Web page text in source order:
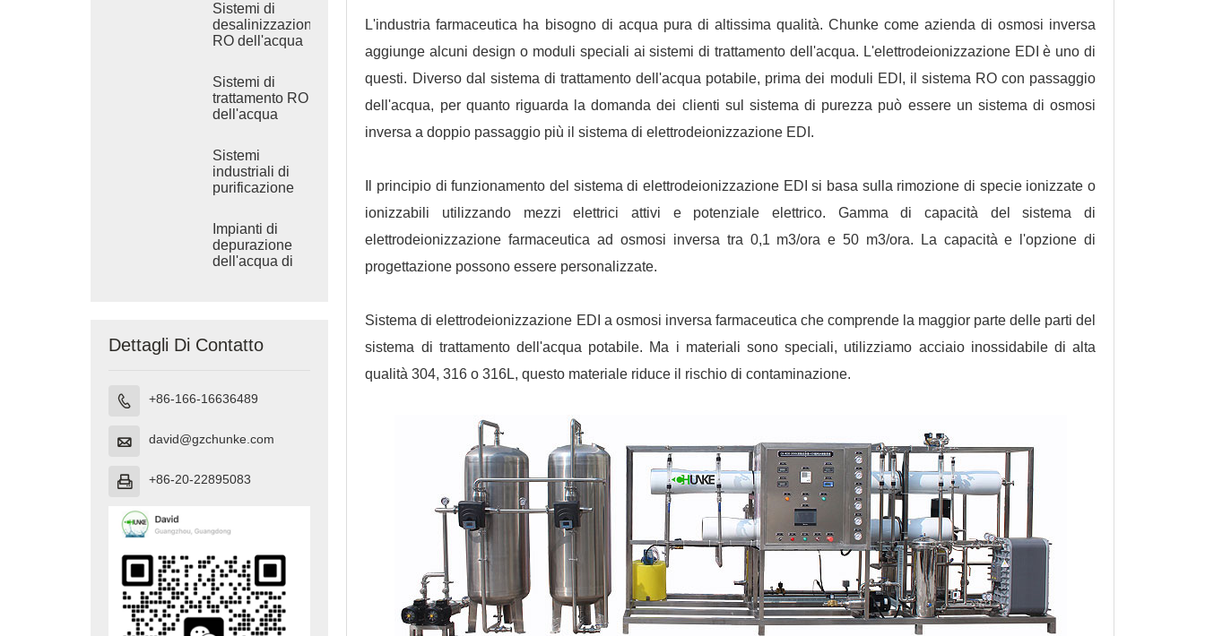
Sistemi di
desalinizzazione
RO dell'acqua
industriale
Sistemi di
trattamento RO
dell'acqua
industriale
Sistemi
industriali di
purificazione
osmosi inversa
Impianti di
depurazione
dell'acqua di
Dettagli Di Contatto
 +86-166-16636489
 david@gzchunke.com
 +86-20-22895083
L'industria farmaceutica ha bisogno di acqua pura di altissima qualità. Chunke come azienda di osmosi inversa
aggiunge alcuni design o moduli speciali ai sistemi di trattamento dell'acqua. L'elettrodeionizzazione EDI è uno di
questi. Diverso dal sistema di trattamento dell'acqua potabile, prima dei moduli EDI, il sistema RO con passaggio
dell'acqua, per quanto riguarda la domanda dei clienti sul sistema di purezza può essere un sistema di osmosi
inversa a doppio passaggio più il sistema di elettrodeionizzazione EDI.
Il principio di funzionamento del sistema di elettrodeionizzazione EDI si basa sulla rimozione di specie ionizzate o
ionizzabili utilizzando mezzi elettrici attivi e potenziale elettrico. Gamma di capacità del sistema di
elettrodeionizzazione farmaceutica ad osmosi inversa tra 0,1 m3/ora e 50 m3/ora. La capacità e l'opzione di
progettazione possono essere personalizzate.
Sistema di elettrodeionizzazione EDI a osmosi inversa farmaceutica che comprende la maggior parte delle parti del
sistema di trattamento dell'acqua potabile. Ma i materiali sono speciali, utilizziamo acciaio inossidabile di alta
qualità 304, 316 o 316L, questo materiale riduce il rischio di contaminazione.